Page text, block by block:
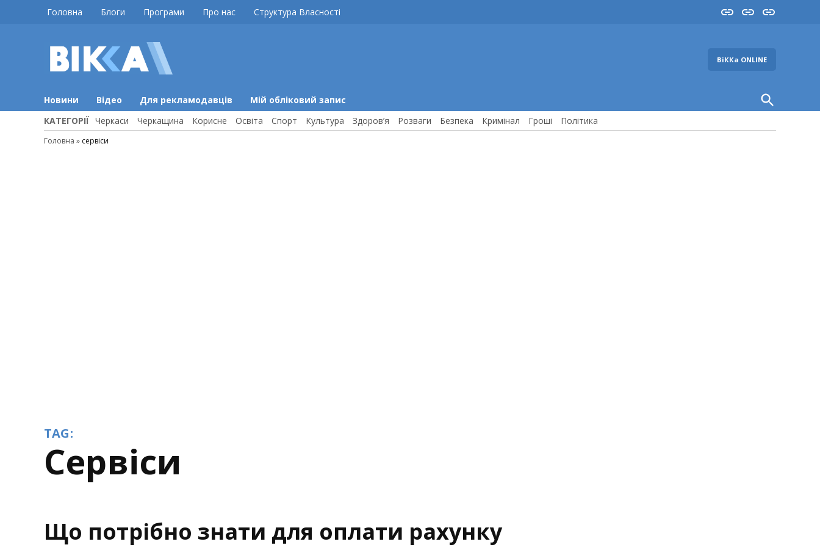
Головна Блоги Програми Про нас Структура Власності InstaYouTube
FB
ВіККа ONLINE
Новини Відео Для рекламодавців Мій обліковий запис
Open
Search
КАТЕГОРІЇ Черкаси Черкащина Корисне Освіта Спорт Культура Здоров’я Розваги Безпека Кримінал Гроші Політика
Головна » сервіси
TAG:
сервіси
Що потрібно знати для оплати рахунку